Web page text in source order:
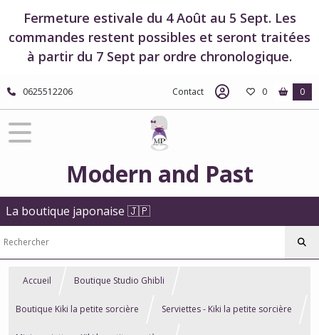
Fermeture estivale du 4 Août au 5 Sept. Les
commandes restent possibles et seront traitées
à partir du 7 Sept par ordre chronologique.
0625512206 Contact 0 0
Modern and Past
La boutique japonaise 🇯🇵
Accueil Boutique Studio Ghibli
Boutique Kiki la petite sorcière Serviettes - Kiki la petite sorcière